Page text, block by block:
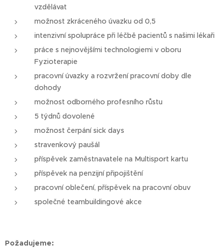
vzdělávat
možnost zkráceného úvazku od 0,5
intenzivní spolupráce při léčbě pacientů s našimi lékaři
práce s nejnovějšími technologiemi v oboru
Fyzioterapie
pracovní úvazky a rozvržení pracovní doby dle
dohody
možnost odborného profesního růstu
5 týdnů dovolené
možnost čerpání sick days
stravenkový paušál
příspěvek zaměstnavatele na Multisport kartu
příspěvek na penzijní připojištění
pracovní oblečení, příspěvek na pracovní obuv
společné teambuildingové akce
Požadujeme: